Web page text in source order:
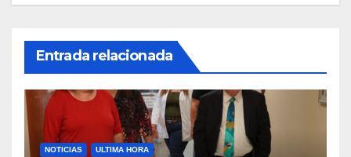
Entrada relacionada
NOTICIAS ULTIMA HORA